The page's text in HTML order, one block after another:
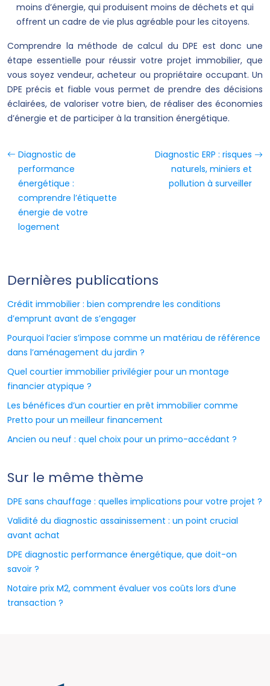
moins d’énergie, qui produisent moins de déchets et qui
offrent un cadre de vie plus agréable pour les citoyens.
Comprendre la méthode de calcul du DPE est donc une
étape essentielle pour réussir votre projet immobilier, que
vous soyez vendeur, acheteur ou propriétaire occupant. Un
DPE précis et fiable vous permet de prendre des décisions
éclairées, de valoriser votre bien, de réaliser des économies
d’énergie et de participer à la transition énergétique.
Diagnostic de
performance
énergétique :
comprendre l’étiquette
énergie de votre
logement
Diagnostic ERP : risques
naturels, miniers et
pollution à surveiller
Dernières publications
Crédit immobilier : bien comprendre les conditions
d’emprunt avant de s’engager
Pourquoi l’acier s’impose comme un matériau de référence
dans l’aménagement du jardin ?
Quel courtier immobilier privilégier pour un montage
financier atypique ?
Les bénéfices d’un courtier en prêt immobilier comme
Pretto pour un meilleur financement
Ancien ou neuf : quel choix pour un primo-accédant ?
Sur le même thème
DPE sans chauffage : quelles implications pour votre projet ?
Validité du diagnostic assainissement : un point crucial
avant achat
DPE diagnostic performance énergétique, que doit-on
savoir ?
Notaire prix M2, comment évaluer vos coûts lors d’une
transaction ?